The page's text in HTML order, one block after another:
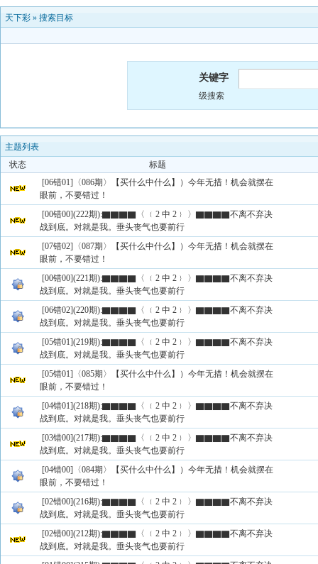
天下彩 » 搜索目标
关键字
级搜索
主题列表
状态
标题
[06错01]〈086期〉【买什么中什么】）今年无措！机会就摆在
眼前，不要错过！
[00错00](222期):▇▇▇▇〈 ﹛2 中 2﹜ 〉▇▇▇▇不离不弃决
战到底。对就是我。垂头丧气也要前行
[07错02]〈087期〉【买什么中什么】）今年无措！机会就摆在
眼前，不要错过！
[00错00](221期):▇▇▇▇〈 ﹛2 中 2﹜ 〉▇▇▇▇不离不弃决
战到底。对就是我。垂头丧气也要前行
[06错02](220期):▇▇▇▇〈 ﹛2 中 2﹜ 〉▇▇▇▇不离不弃决
战到底。对就是我。垂头丧气也要前行
[05错01](219期):▇▇▇▇〈 ﹛2 中 2﹜ 〉▇▇▇▇不离不弃决
战到底。对就是我。垂头丧气也要前行
[05错01]〈085期〉【买什么中什么】）今年无措！机会就摆在
眼前，不要错过！
[04错01](218期):▇▇▇▇〈 ﹛2 中 2﹜ 〉▇▇▇▇不离不弃决
战到底。对就是我。垂头丧气也要前行
[03错00](217期):▇▇▇▇〈 ﹛2 中 2﹜ 〉▇▇▇▇不离不弃决
战到底。对就是我。垂头丧气也要前行
[04错00]〈084期〉【买什么中什么】）今年无措！机会就摆在
眼前，不要错过！
[02错00](216期):▇▇▇▇〈 ﹛2 中 2﹜ 〉▇▇▇▇不离不弃决
战到底。对就是我。垂头丧气也要前行
[02错00](212期):▇▇▇▇〈 ﹛2 中 2﹜ 〉▇▇▇▇不离不弃决
战到底。对就是我。垂头丧气也要前行